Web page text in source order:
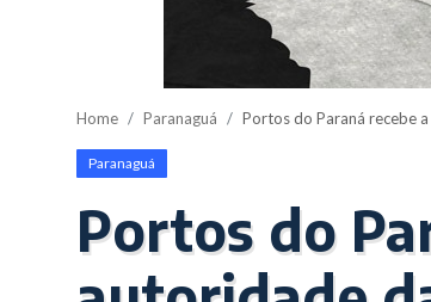
Home Paranaguá Portos do Paraná recebe
Paranaguá
Portos do